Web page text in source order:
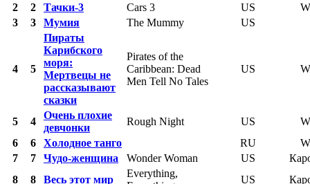
2
2 Тачки-3 Cars 3 US
3
3 Мумия The Mummy US
4 5
Пираты
Карибского
моря:
Мертвецы не
рассказывают
сказки
Pirates of the
Caribbean: Dead
Men Tell No Tales
US
5 4
Очень плохие
девчонки
Rough Night US
6
6 Холодное танго RU
7
7 Чудо-женщина Wonder Woman US
8
8 Весь этот мир
Everything,
US